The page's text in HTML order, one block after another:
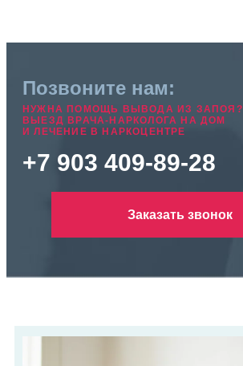
Позвоните нам:
НУЖНА ПОМОЩЬ ВЫВОДА ИЗ ЗАПОЯ?
ВЫЕЗД ВРАЧА-НАРКОЛОГА НА ДОМ
И ЛЕЧЕНИЕ В НАРКОЦЕНТРЕ
+7 903 409-89-28
Заказать звонок